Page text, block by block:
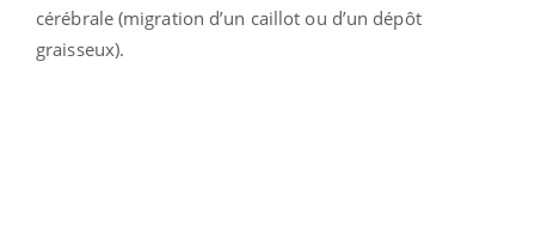
cérébrale (migration d’un caillot ou d’un dépôt
graisseux).